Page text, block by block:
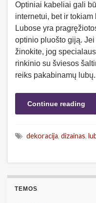
Optiniai kabeliai gali
internetui, bet ir
Lubose yra
optinio pluošto giją.
žinokite, jog
rinkinio su šviesos
reiks pakabinamų lubų.
Continue reading
dekoracija, dizainas,
TEMOS